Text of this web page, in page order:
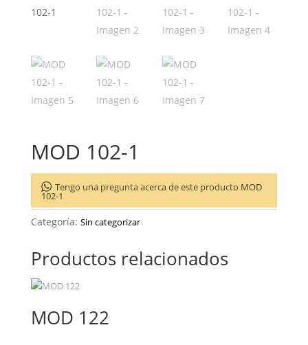
MOD 102-1
Tengo una pregunta acerca de este producto MOD
102-1
Categoría: Sin categorizar
Productos relacionados
MOD 122